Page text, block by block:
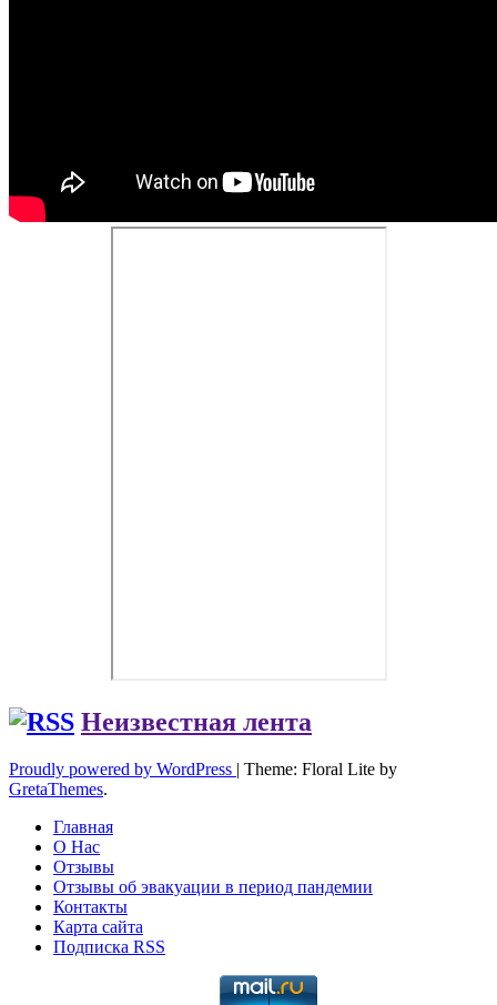
Неизвестная лента
Proudly powered by WordPress | Theme: Floral Lite by
GretaThemes.
Главная
О Нас
Отзывы
Отзывы об эвакуации в период пандемии
Контакты
Карта сайта
Подписка RSS